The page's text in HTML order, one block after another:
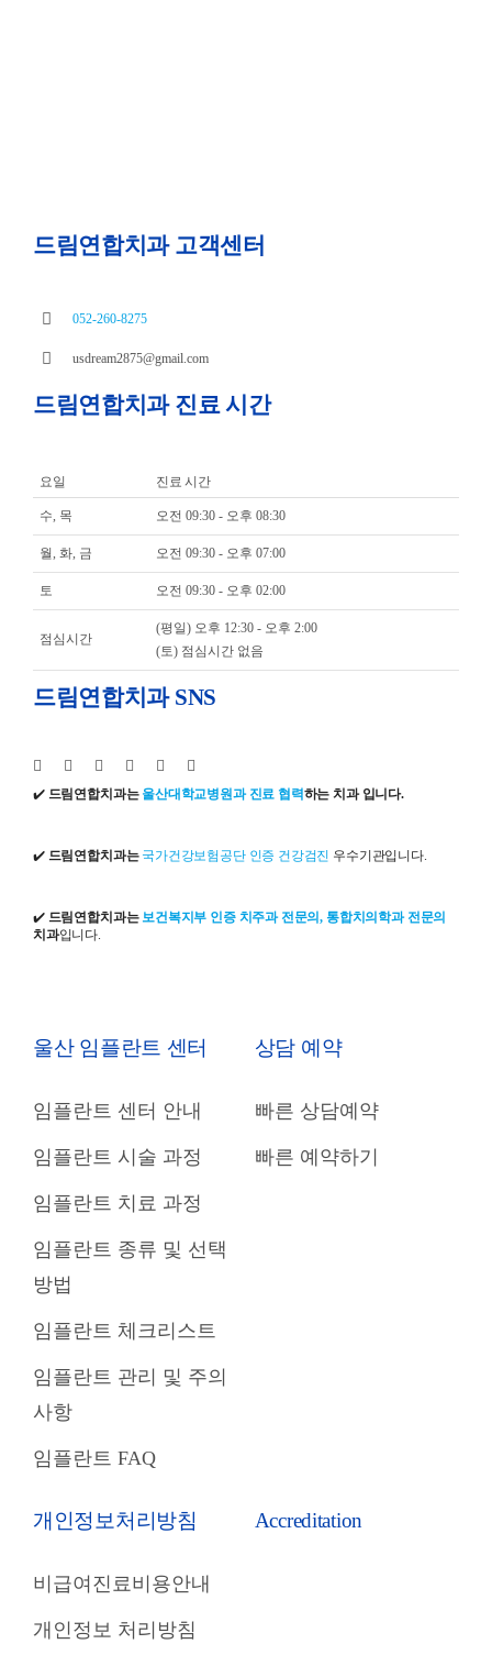
드림연합치과 고객센터
052-260-8275
usdream2875@gmail.com
드림연합치과 진료 시간
요일 진료 시간
수, 목 오전 09:30 - 오후 08:30
월, 화, 금 오전 09:30 - 오후 07:00
토 오전 09:30 - 오후 02:00
점심시간
(평일) 오후 12:30 - 오후 2:00
(토) 점심시간 없음
드림연합치과 SNS
✔️ 드림연합치과는 울산대학교병원과 진료 협력하는 치과 입니다.
✔️ 드림연합치과는 국가건강보험공단 인증 건강검진 우수기관입니다.
✔️ 드림연합치과는보건복지부 인증 치주과 전문의, 통합치의학과 전문의
치과입니다.
울산 임플란트 센터
임플란트 센터 안내
임플란트 시술 과정
임플란트 치료 과정
임플란트 종류 및 선택
방법
임플란트 체크리스트
임플란트 관리 및 주의
사항
임플란트 FAQ
상담 예약
빠른 상담예약
빠른 예약하기
개인정보처리방침
비급여진료비용안내
개인정보 처리방침
Accreditation